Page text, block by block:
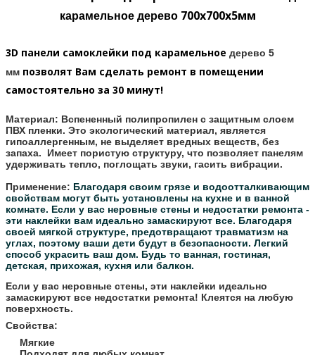
карамельное дерево700x700x5мм
3D панели самоклейки под карамельное дерево 5
мм позволят Вам сделать ремонт в помещении
самостоятельно за 30 минут!
Материал: Вспененный полипропилен с защитным слоем
ПВХ пленки. Это экологический материал, является
гипоаллергенным, не выделяет вредных веществ, без
запаха. Имеет пористую структуру, что позволяет панелям
удерживать тепло, поглощать звуки, гасить вибрации.
Применение: Благодаря своим грязе и водоотталкивающим
свойствам могут быть установлены на кухне и в ванной
комнате. Если у вас неровные стены и недостатки ремонта -
эти наклейки вам идеально замаскируют все. Благодаря
своей мягкой структуре, предотвращают травматизм на
углах, поэтому ваши дети будут в безопасности. Легкий
способ украсить ваш дом. Будь то ванная, гостиная,
детская, прихожая, кухня или балкон.
Если у вас неровные стены, эти наклейки идеально
замаскируют все недостатки ремонта! Клеятся на любую
поверхность.
Свойства:
Мягкие